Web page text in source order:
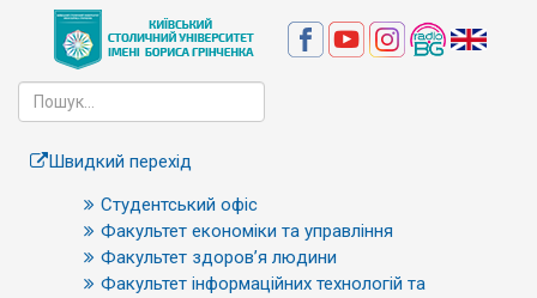
Швидкий перехід
Студентський офіс
Факультет економіки та управління
Факультет здоров’я людини
Факультет інформаційних технологій та